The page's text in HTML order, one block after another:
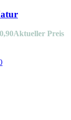
Aktueller Preis